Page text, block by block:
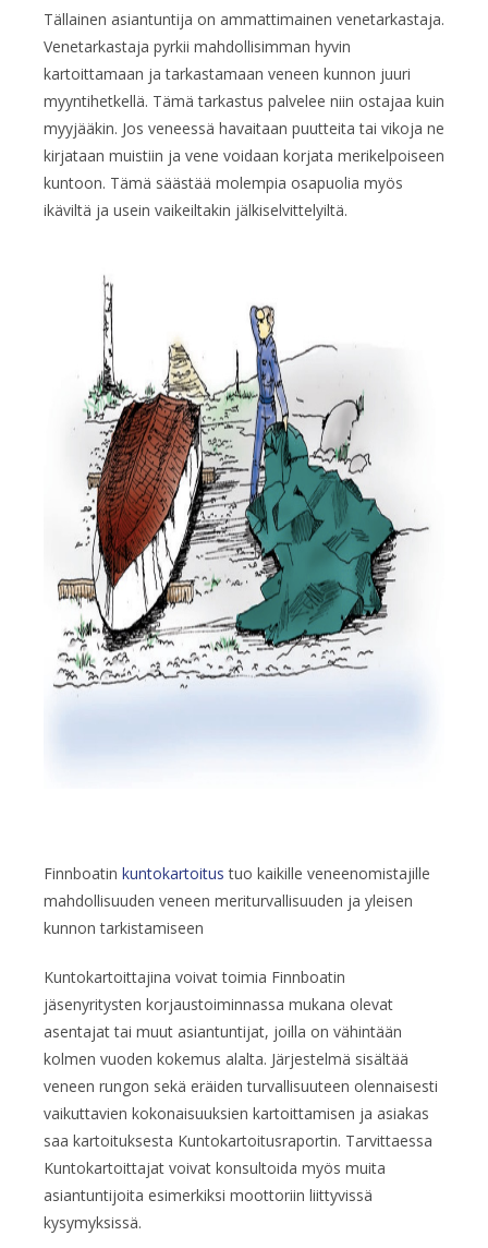
Tällainen asiantuntija on ammattimainen venetarkastaja.
Venetarkastaja pyrkii mahdollisimman hyvin
kartoittamaan ja tarkastamaan veneen kunnon juuri
myyntihetkellä. Tämä tarkastus palvelee niin ostajaa kuin
myyjääkin. Jos veneessä havaitaan puutteita tai vikoja ne
kirjataan muistiin ja vene voidaan korjata merikelpoiseen
kuntoon. Tämä säästää molempia osapuolia myös
ikäviltä ja usein vaikeiltakin jälkiselvittelyiltä.
Finnboatin kuntokartoitus tuo kaikille veneenomistajille
mahdollisuuden veneen meriturvallisuuden ja yleisen
kunnon tarkistamiseen
Kuntokartoittajina voivat toimia Finnboatin
jäsenyritysten korjaustoiminnassa mukana olevat
asentajat tai muut asiantuntijat, joilla on vähintään
kolmen vuoden kokemus alalta. Järjestelmä sisältää
veneen rungon sekä eräiden turvallisuuteen olennaisesti
vaikuttavien kokonaisuuksien kartoittamisen ja asiakas
saa kartoituksesta Kuntokartoitusraportin. Tarvittaessa
Kuntokartoittajat voivat konsultoida myös muita
asiantuntijoita esimerkiksi moottoriin liittyvissä
kysymyksissä.